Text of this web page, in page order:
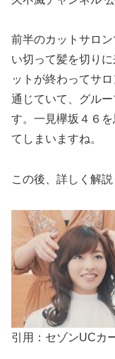
前半のカットサロ
い切って髪を切り
ットが終わってサ
通じていて、グル
す。一見欅坂４６
てしまいますね。
この後、詳しく解説
引用：セゾンUCカ